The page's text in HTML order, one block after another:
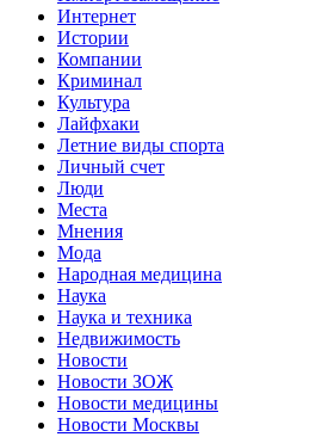
Интернет
Истории
Компании
Криминал
Культура
Лайфхаки
Летние виды спорта
Личный счет
Люди
Места
Мнения
Мода
Народная медицина
Наука
Наука и техника
Недвижимость
Новости
Новости ЗОЖ
Новости медицины
Новости Москвы